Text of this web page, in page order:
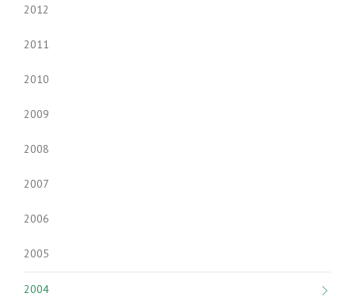
2012
2011
2010
2009
2008
2007
2006
2005
2004